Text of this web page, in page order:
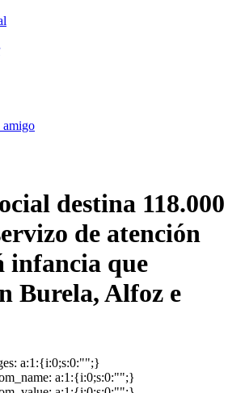
amigo
destina 118.000
de atención
infancia que
Burela, Alfoz e
a:1:{i:0;s:0:"";}
a:1:{i:0;s:0:"";}